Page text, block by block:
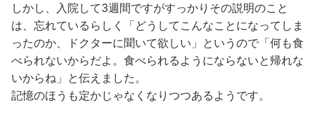
しかし、入院して3週間ですがすっかりその説明のこと
は、忘れているらしく「どうしてこんなことになってしま
ったのか、ドクターに聞いて欲しい」というので「何も食
べられないからだよ。食べられるようにならないと帰れな
いからね」と伝えました。
記憶のほうも定かじゃなくなりつつあるようです。